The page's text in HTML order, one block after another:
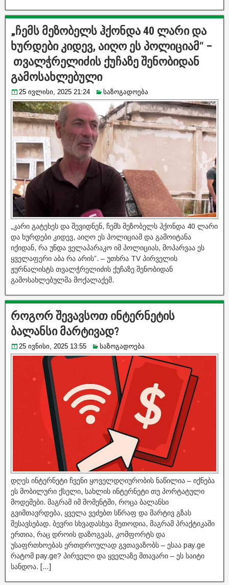
„ჩემს მეზობელს ჰქონდა 40 ლარი და
ხურდები კიდევ, აიღო ეს პოლიციამ“ –
თვალჭრელიძის ქუჩაზე შენობიდან
გამოსახლებული
25 ივლისი, 2025 21:24 საზოგადოება
„კარი გატეხეს და შევიდნენ, ჩემს მეზობელს ჰქონდა 40 ლარი
და ხურდები კიდევ, აიღო ეს პოლიციამ და გამოიტანა
იქიდან, რა უნდა ველაპარაკო იმ პოლიციას, მოპარვაა ეს
ყველაფერი აბა რა არის”. – უთხრა TV პირველის
ჟურნალისტს თვალჭრელიძის ქუჩაზე შენობიდან
გამოსახლებულმა მოქალაქემ.
როგორ შევავსოთ ინტერნეტის
ბალანსი მარტივად?
25 ივნისი, 2025 13:55 საზოგადოება
დღეს ინტერნეტი ჩვენი ყოველდღიურობის ნაწილია – იქნება
ეს მობილური ქსელი, სახლის ინტერნეტი თუ პორტატული
მოდემები. მაგრამ იმ მომენტში, როცა ბალანსი
გვიმთავრდება, ყველა ვეძებთ სწრაფ და მარტივ გზას
შესავსებად. ბევრი სხვადასხვა მეთოდია, მაგრამ პრაქტიკაში
ერთია, რაც დროის დაზოგვას, კომფორტს და
უსაფრთხოებას ერთდროულად გვთავაზობს – ესაა pay.ge
რატომ pay.ge? პირველი და ყველაზე მთავარი – ეს საიტი
სანდოა. […]